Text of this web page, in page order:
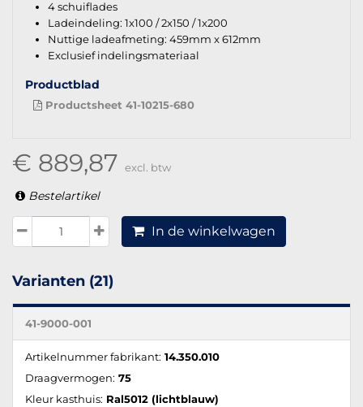
4 schuiflades
Ladeindeling: 1x100 / 2x150 / 1x200
Nuttige ladeafmeting: 459mm x 612mm
Exclusief indelingsmateriaal
Productblad
Productsheet 41-10215-680
€ 889,87 excl. btw
Bestelartikel
In de winkelwagen
Varianten (21)
41-9000-001
Artikelnummer fabrikant: 14.350.010
Draagvermogen: 75
Kleur kasthuis: Ral5012 (lichtblauw)